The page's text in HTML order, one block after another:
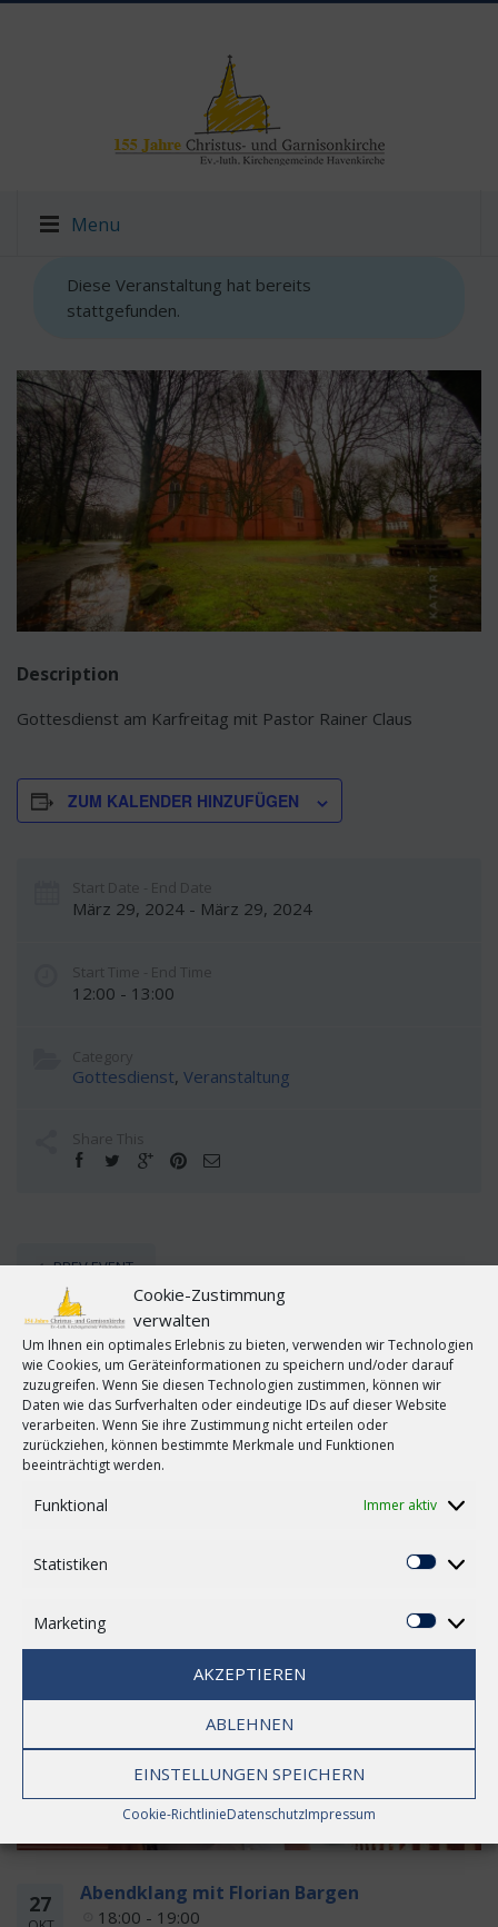
Cookie-Zustimmung
verwalten
Um Ihnen ein optimales Erlebnis zu bieten, verwenden wir Technologien
wie Cookies, um Geräteinformationen zu speichern und/oder darauf
zuzugreifen. Wenn Sie diesen Technologien zustimmen, können wir
Daten wie das Surfverhalten oder eindeutige IDs auf dieser Website
verarbeiten. Wenn Sie ihre Zustimmung nicht erteilen oder
zurückziehen, können bestimmte Merkmale und Funktionen
beeinträchtigt werden.
Funktional Immer aktiv
Statistiken
Marketing
AKZEPTIEREN
ABLEHNEN
EINSTELLUNGEN SPEICHERN
Cookie-RichtlinieDatenschutzImpressum
Menu
Diese Veranstaltung hat bereits
stattgefunden.
Description
Gottesdienst am Karfreitag mit Pastor Rainer Claus
ZUM KALENDER HINZUFÜGEN
Start Date - End Date
März 29, 2024 - März 29, 2024
Start Time - End Time
12:00 - 13:00
Category
Gottesdienst, Veranstaltung
Share This
PREV EVENT
ALL EVENTS
NEXT EVENT
Related Events
27 Abendklang mit Florian Bargen
18:00 - 19:00